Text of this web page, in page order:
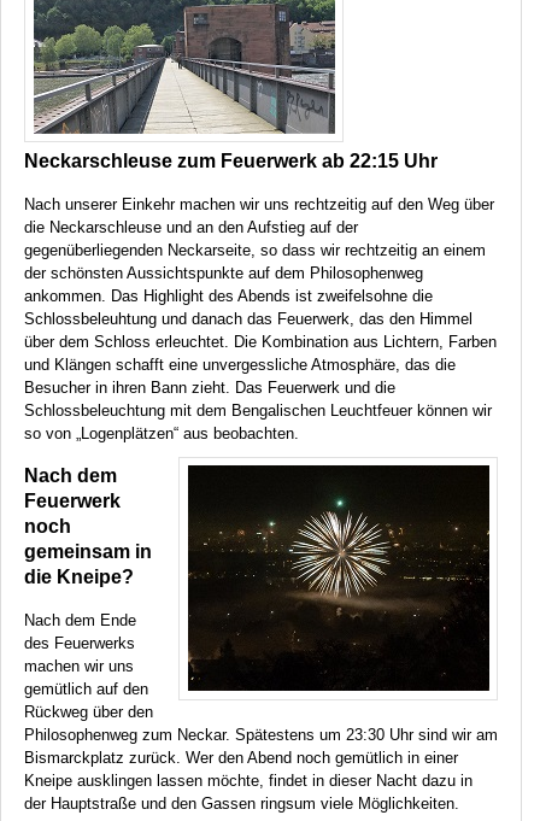
Neckarschleuse zum Feuerwerk ab 22:15 Uhr
Nach unserer Einkehr machen wir uns rechtzeitig auf den Weg über
die Neckarschleuse und an den Aufstieg auf der
gegenüberliegenden Neckarseite, so dass wir rechtzeitig an einem
der schönsten Aussichtspunkte auf dem Philosophenweg
ankommen. Das Highlight des Abends ist zweifelsohne die
Schlossbeleuhtung und danach das Feuerwerk, das den Himmel
über dem Schloss erleuchtet. Die Kombination aus Lichtern, Farben
und Klängen schafft eine unvergessliche Atmosphäre, das die
Besucher in ihren Bann zieht. Das Feuerwerk und die
Schlossbeleuchtung mit dem Bengalischen Leuchtfeuer können wir
so von „Logenplätzen“ aus beobachten.
Nach dem
Feuerwerk
noch
gemeinsam in
die Kneipe?
Nach dem Ende
des Feuerwerks
machen wir uns
gemütlich auf den
Rückweg über den
Philosophenweg zum Neckar. Spätestens um 23:30 Uhr sind wir am
Bismarckplatz zurück. Wer den Abend noch gemütlich in einer
Kneipe ausklingen lassen möchte, findet in dieser Nacht dazu in
der Hauptstraße und den Gassen ringsum viele Möglichkeiten.